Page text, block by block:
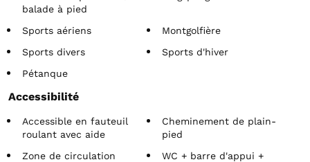
balade à pied
Sports aériens
Montgolfière
Sports divers
Sports d'hiver
Pétanque
Accessibilité
Accessible en fauteuil
roulant avec aide
Cheminement de plain-
pied
Zone de circulation
WC + barre d'appui +